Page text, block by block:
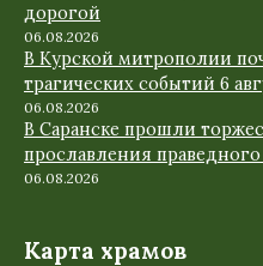
дорогой
06.08.2026
В Курской митрополии
трагических событий 6
06.08.2026
В Саранске прошли
прославления
06.08.2026
Карта храмов